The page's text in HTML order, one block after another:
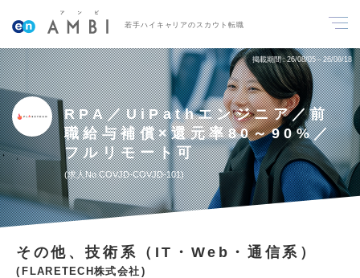
若手ハイキャリアのスカウト転職
掲載期間 26/08/05～26/08/18
RPA／UiPathエンジニア／前
職給与補償×還元率80～90%／
フルリモート可
求人No.COVJD-COVJD-101
その他、技術系（IT・Web・通信系）
FLARETECH株式会社